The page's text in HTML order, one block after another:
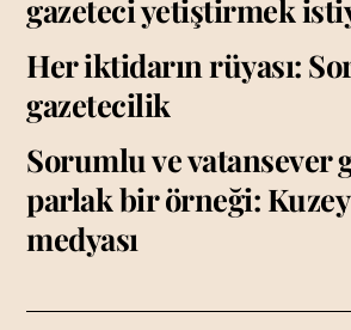
gazeteci yetiştirmek
Her iktidarın rüyası:
gazetecilik
Sorumlu ve vatansever
parlak bir örneği:
medyası